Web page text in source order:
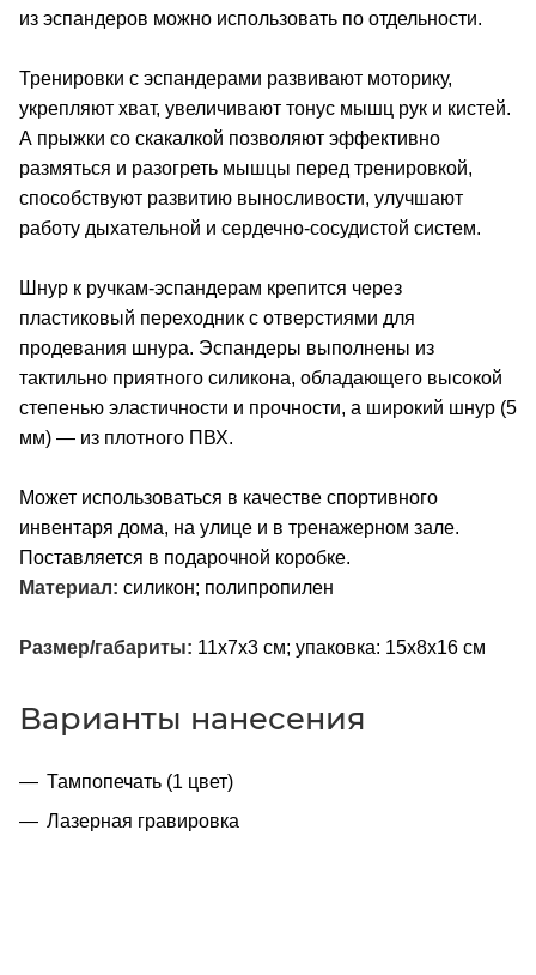
из эспандеров можно использовать по отдельности.
Тренировки с эспандерами развивают моторику,
укрепляют хват, увеличивают тонус мышц рук и кистей.
А прыжки со скакалкой позволяют эффективно
размяться и разогреть мышцы перед тренировкой,
способствуют развитию выносливости, улучшают
работу дыхательной и сердечно-сосудистой систем.
Шнур к ручкам-эспандерам крепится через
пластиковый переходник с отверстиями для
продевания шнура. Эспандеры выполнены из
тактильно приятного силикона, обладающего высокой
степенью эластичности и прочности, а широкий шнур (5
мм) — из плотного ПВХ.
Может использоваться в качестве спортивного
инвентаря дома, на улице и в тренажерном зале.
Поставляется в подарочной коробке.
Материал: силикон; полипропилен
Размер/габариты: 11х7х3 см; упаковка: 15x8x16 см
Варианты нанесения
Тампопечать (1 цвет)
Лазерная гравировка